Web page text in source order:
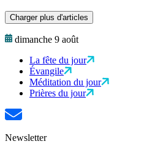
Charger plus d'articles
dimanche 9 août
La fête du jour
Évangile
Méditation du jour
Prières du jour
Newsletter